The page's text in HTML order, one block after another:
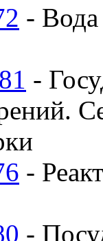
- Вода
-
-
-